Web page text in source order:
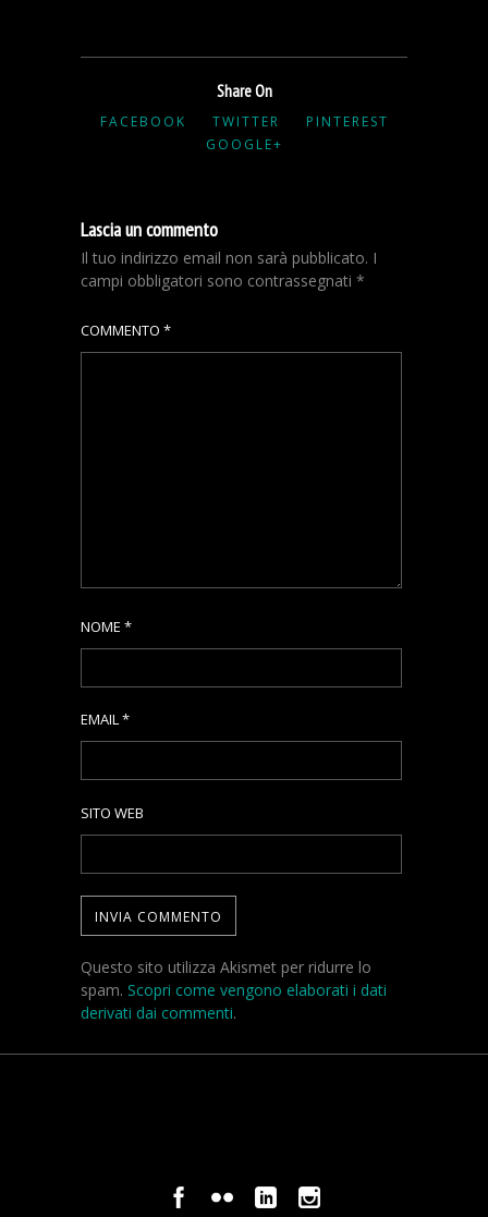
Share On
FACEBOOK TWITTER
PINTEREST
GOOGLE+
Lascia un commento
Il tuo indirizzo email non sarà pubblicato. I
campi obbligatori sono contrassegnati *
COMMENTO *
NOME *
EMAIL*
SITO WEB
Questo sito utilizza Akismet per ridurre lo
spam. Scopri come vengono elaborati i dati
derivati dai commenti.